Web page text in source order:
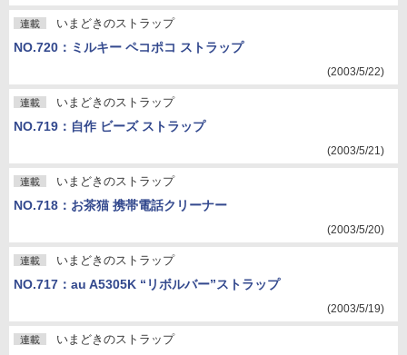
連載 いまどきのストラップ
NO.720：ミルキー ペコポコ ストラップ
(2003/5/22)
連載 いまどきのストラップ
NO.719：自作 ビーズ ストラップ
(2003/5/21)
連載 いまどきのストラップ
NO.718：お茶猫 携帯電話クリーナー
(2003/5/20)
連載 いまどきのストラップ
NO.717：au A5305K “リボルバー”ストラップ
(2003/5/19)
連載 いまどきのストラップ